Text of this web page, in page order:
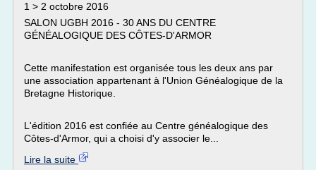
1 > 2 octobre 2016
SALON UGBH 2016 - 30 ANS DU CENTRE
GÉNÉALOGIQUE DES CÔTES-D'ARMOR
Cette manifestation est organisée tous les deux ans par
une association appartenant à l'Union Généalogique de la
Bretagne Historique.
L'édition 2016 est confiée au Centre généalogique des
Côtes-d'Armor, qui a choisi d'y associer le...
Lire la suite